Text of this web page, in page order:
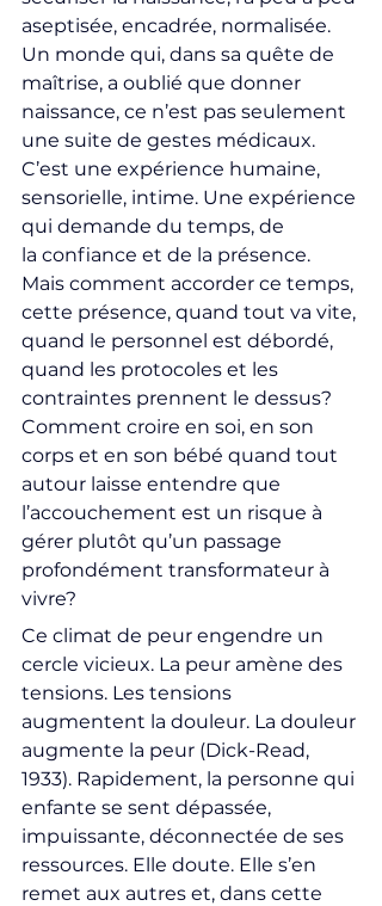
aseptisée, encadrée, normalisée.
Un monde qui, dans sa quête de
maîtrise, a oublié que donner
naissance, ce n’est pas seulement
une suite de gestes médicaux.
C’est une expérience humaine,
sensorielle, intime. Une expérience
qui demande du temps, de
la confiance et de la présence.
Mais comment accorder ce temps,
cette présence, quand tout va vite,
quand le personnel est débordé,
quand les protocoles et les
contraintes prennent le dessus?
Comment croire en soi, en son
corps et en son bébé quand tout
autour laisse entendre que
l’accouchement est un risque à
gérer plutôt qu’un passage
profondément transformateur à
vivre?
Ce climat de peur engendre un
cercle vicieux. La peur amène des
tensions. Les tensions
augmentent la douleur. La douleur
augmente la peur (Dick-Read,
1933). Rapidement, la personne qui
enfante se sent dépassée,
impuissante, déconnectée de ses
ressources. Elle doute. Elle s’en
remet aux autres et, dans cette